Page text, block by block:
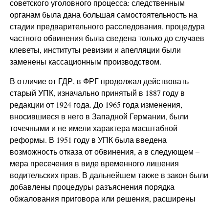
советского уголовного процесса: следственным
органам была дана большая самостоятельность на
стадии предварительного расследования, процедура
частного обвинения была сведена только до случаев
клеветы, институты ревизии и апелляции были
заменены кассационным производством.
В отличие от ГДР, в ФРГ продолжал действовать
старый УПК, изначально принятый в 1887 году в
редакции от 1924 года. До 1965 года изменения,
вносившиеся в него в Западной Германии, были
точечными и не имели характера масштабной
реформы. В 1951 году в УПК была введена
возможность отказа от обвинения, а в следующем –
мера пресечения в виде временного лишения
водительских прав. В дальнейшем также в закон были
добавлены процедуры разъяснения порядка
обжалования приговора или решения, расширены